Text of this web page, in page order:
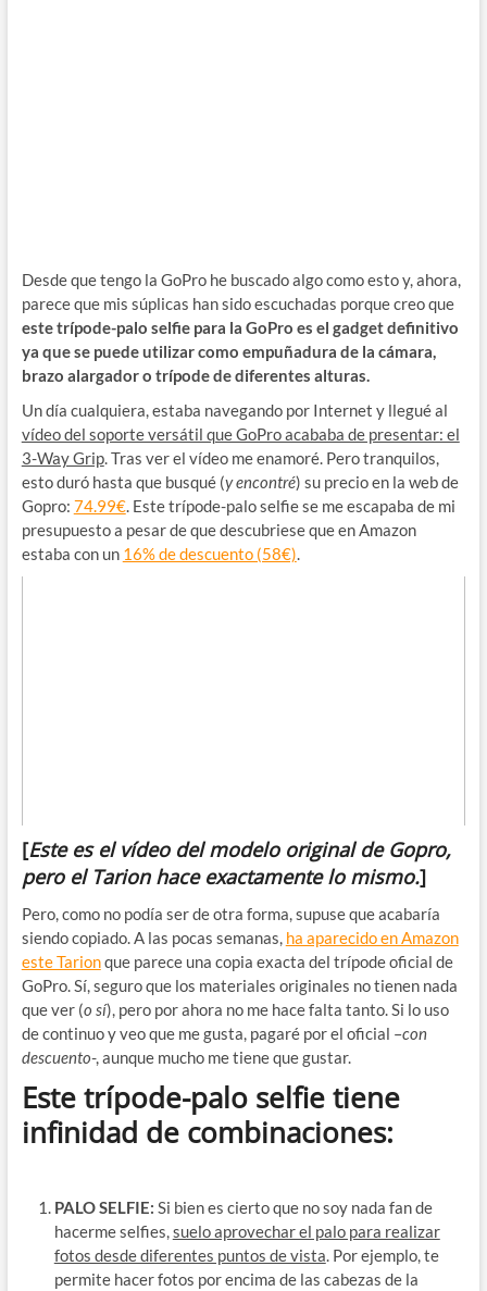
Desde que tengo la GoPro he buscado algo como esto y, ahora,
parece que mis súplicas han sido escuchadas porque creo que
este trípode-palo selfie para la GoPro es el gadget definitivo
ya que se puede utilizar como empuñadura de la cámara,
brazo alargador o trípode de diferentes alturas.
Un día cualquiera, estaba navegando por Internet y llegué al
vídeo del soporte versátil que GoPro acababa de presentar: el
3-Way Grip. Tras ver el vídeo me enamoré. Pero tranquilos,
esto duró hasta que busqué (y encontré) su precio en la web de
Gopro: 74.99€. Este trípode-palo selfie se me escapaba de mi
presupuesto a pesar de que descubriese que en Amazon
estaba con un 16% de descuento (58€).
[Este es el vídeo del modelo original de Gopro,
pero el Tarion hace exactamente lo mismo.]
Pero, como no podía ser de otra forma, supuse que acabaría
siendo copiado. A las pocas semanas, ha aparecido en Amazon
este Tarionque parece una copia exacta del trípode oficial de
GoPro. Sí, seguro que los materiales originales no tienen nada
que ver (o sí), pero por ahora no me hace falta tanto. Si lo uso
de continuo y veo que me gusta, pagaré por el oficial –con
descuento-, aunque mucho me tiene que gustar.
Este trípode-palo selfie tiene
infinidad de combinaciones:
PALO SELFIE: Si bien es cierto que no soy nada fan de
hacerme selfies,suelo aprovechar el palo para realizar
fotos desde diferentes puntos de vista. Por ejemplo, te
permite hacer fotos por encima de las cabezas de la